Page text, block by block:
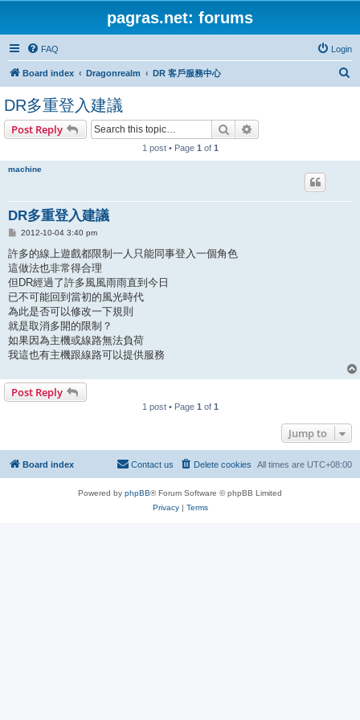
pagras.net: forums
FAQ Login
Board index Dragonrealm DR 客戶服務中心
DR多重登入建議
Post Reply Search
1 post • Page 1 of 1
machine
DR多重登入建議
P
s
t
2012-10-04 3:40 pm
許多的線上遊戲都限制一人只能同事登入一個角色
這做法也非常得合理
但DR經過了許多風風雨雨直到今日
已不可能回到當初的風光時代
為此是否可以修改一下規則
就是取消多開的限制？
如果因為主機或線路無法負荷
我這也有主機跟線路可以提供服務
Post Reply
1 post • Page 1 of 1
Jump to
Board index All times are UTC+08:00
Delete cookies
Contact us
Powered by phpBB® Forum Software © phpBB Limited
Privacy| Terms